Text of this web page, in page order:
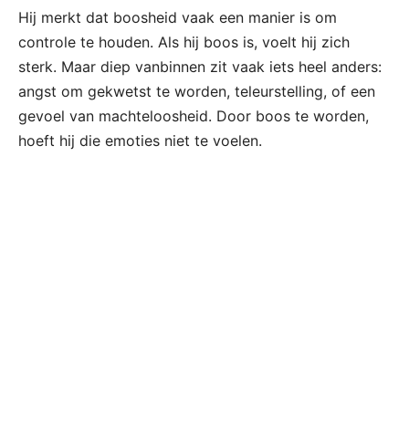
Hij merkt dat boosheid vaak een manier is om
controle te houden. Als hij boos is, voelt hij zich
sterk. Maar diep vanbinnen zit vaak iets heel anders:
angst om gekwetst te worden, teleurstelling, of een
gevoel van machteloosheid. Door boos te worden,
hoeft hij die emoties niet te voelen.